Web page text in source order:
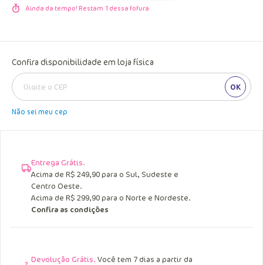
Ainda da tempo! Restam 1 dessa fofura
Confira disponibilidade em loja física
OK
Não sei meu cep
Entrega Grátis.
Acima de R$ 249,90 para o Sul, Sudeste e
Centro Oeste.
Acima de R$ 299,90 para o Norte e Nordeste.
Confira as condições
Devolução Grátis. Você tem 7 dias a partir da